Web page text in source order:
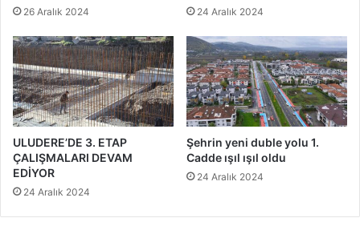
26 Aralık 2024 24 Aralık 2024
ULUDERE’DE 3. ETAP
ÇALIŞMALARI DEVAM
EDİYOR
24 Aralık 2024
Şehrin yeni duble yolu 1.
Cadde ışıl ışıl oldu
24 Aralık 2024